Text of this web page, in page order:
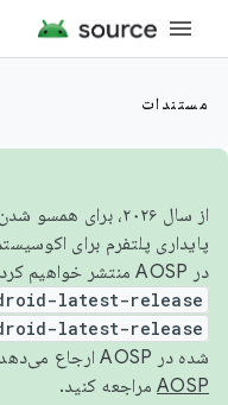
مستندات
از سال ۲۰۲۶، برای
پایداری پلتفرم برای
در AOSP منتشر خواهیم کرد. برای ساخت و مشارکت در AOSP،
latest-release
latest-release
شده در AOSP ارجاع می‌دهد. برای اطلاعات بیشتر، به
AOSP مراجعه کنید.